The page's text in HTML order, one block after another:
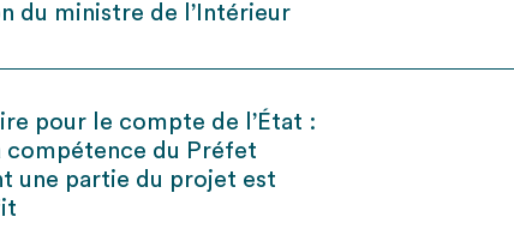
du ministre de l’Intérieur
pour le compte de l’État :
du Préfet
une partie du projet est